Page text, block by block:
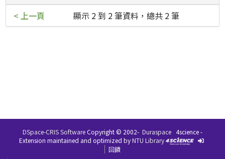
顯示 2 到 2 筆資料，總共 2 筆
< 上一頁
DSpace-CRIS SoftwareCopyright © 2002- Duraspace 4science -
Extension maintained and optimized byNTU Library
回饋